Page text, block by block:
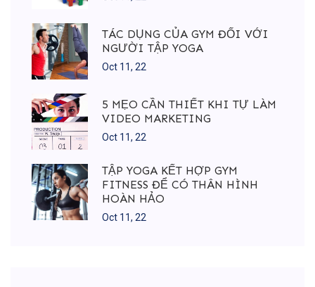
TÁC DỤNG CỦA GYM ĐỐI VỚI
NGƯỜI TẬP YOGA
Oct 11, 22
5 MẸO CẦN THIẾT KHI TỰ LÀM
VIDEO MARKETING
Oct 11, 22
TẬP YOGA KẾT HỢP GYM
FITNESS ĐỂ CÓ THÂN HÌNH
HOÀN HẢO
Oct 11, 22